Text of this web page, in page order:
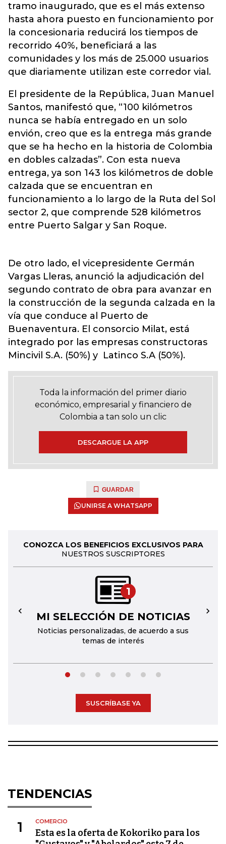
tramo inaugurado, que es el más extenso
hasta ahora puesto en funcionamiento por
la concesionaria reducirá los tiempos de
recorrido 40%, beneficiará a las
comunidades y los más de 25.000 usuarios
que diariamente utilizan este corredor vial.
El presidente de la República, Juan Manuel
Santos, manifestó que, “100 kilómetros
nunca se había entregado en un solo
envión, creo que es la entrega más grande
que se ha hecho en la historia de Colombia
en dobles calzadas”. Con esta nueva
entrega, ya son 143 los kilómetros de doble
calzada que se encuentran en
funcionamiento a lo largo de la Ruta del Sol
sector 2, que comprende 528 kilómetros
entre Puerto Salgar y San Roque.
De otro lado, el vicepresidente Germán
Vargas Lleras, anunció la adjudicación del
segundo contrato de obra para avanzar en
la construcción de la segunda calzada en la
vía que conduce al Puerto de
Buenaventura. El consorcio Milat, está
integrado por las empresas constructoras
Mincivil S.A. (50%) y Latinco S.A (50%).
Toda la información del primer diario
económico, empresarial y financiero de
Colombia a tan solo un clic
DESCARGUE LA APP
GUARDAR
UNIRSE A WHATSAPP
CONOZCA LOS BENEFICIOS EXCLUSIVOS PARA
NUESTROS SUSCRIPTORES
1
MI SELECCIÓN DE NOTICIAS
Noticias personalizadas, de acuerdo a sus
temas de interés
← →
SUSCRÍBASE YA
TENDENCIAS
1 COMERCIO
Esta es la oferta de Kokoriko para los